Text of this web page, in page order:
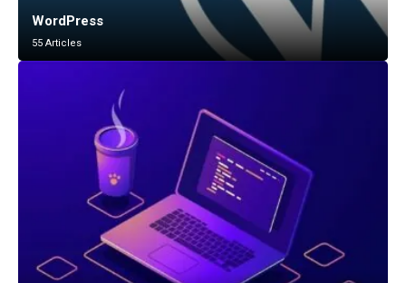
WordPress
55 Articles